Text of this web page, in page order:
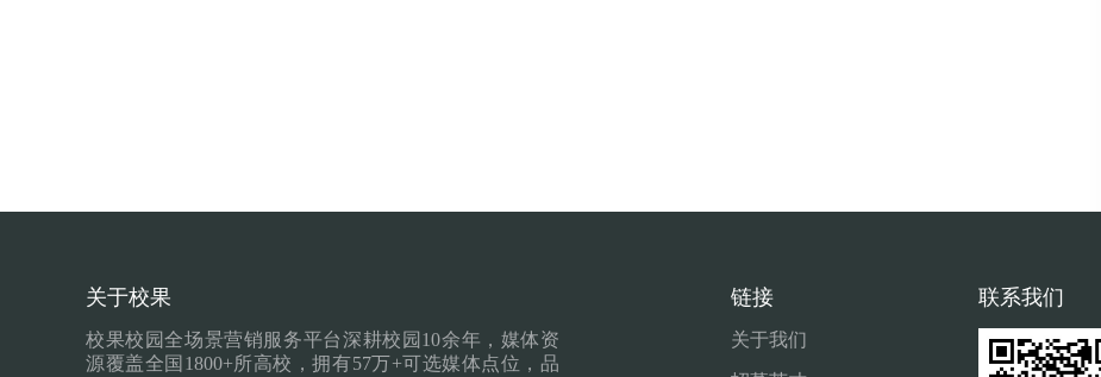
关于校果
校果校园全场景营销服务平台深耕校园10余年，媒体资
源覆盖全国1800+所高校，拥有57万+可选媒体点位，品
链接
关于我们
联系我们